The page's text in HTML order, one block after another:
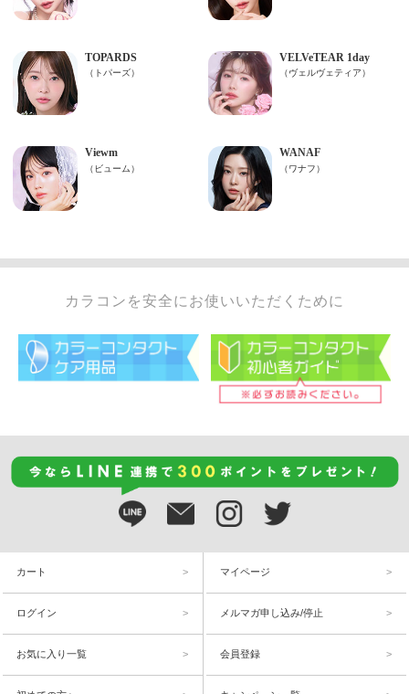
カラコンを安全にお使いいただくために
カート マイページ
ログイン メルマガ申し込み/停止
お気に入り一覧 会員登録